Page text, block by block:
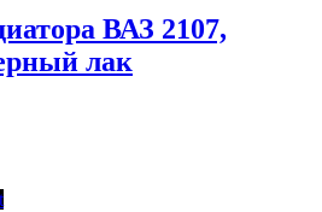
ВАЗ 2107,
лак